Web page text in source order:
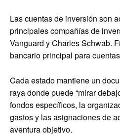
Las cuentas de inversión son
principales compañías de
Vanguard y Charles Schwab.
bancario principal para
Cada estado mantiene un
raya donde puede “mirar
fondos específicos, la
gastos y las asignaciones de
aventura objetivo.